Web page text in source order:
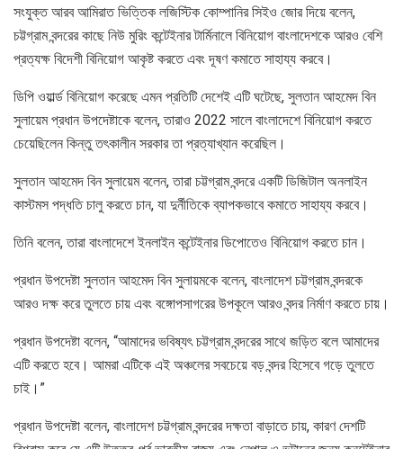
সংযুক্ত আরব আমিরাত ভিত্তিক লজিস্টিক কোম্পানির সিইও জোর দিয়ে বলেন,
চট্টগ্রাম বন্দরের কাছে নিউ মুরিং কন্টেইনার টার্মিনালে বিনিয়োগ বাংলাদেশকে আরও বেশি
প্রত্যক্ষ বিদেশী বিনিয়োগ আকৃষ্ট করতে এবং দূষণ কমাতে সাহায্য করবে।
ডিপি ওয়ার্ল্ড বিনিয়োগ করেছে এমন প্রতিটি দেশেই এটি ঘটেছে, সুলতান আহমেদ বিন
সুলায়েম প্রধান উপদেষ্টাকে বলেন, তারাও 2022 সালে বাংলাদেশে বিনিয়োগ করতে
চেয়েছিলেন কিন্তু তৎকালীন সরকার তা প্রত্যাখ্যান করেছিল।
সুলতান আহমেদ বিন সুলায়েম বলেন, তারা চট্টগ্রাম বন্দরে একটি ডিজিটাল অনলাইন
কাস্টমস পদ্ধতি চালু করতে চান, যা দুর্নীতিকে ব্যাপকভাবে কমাতে সাহায্য করবে।
তিনি বলেন, তারা বাংলাদেশে ইনলাইন কন্টেইনার ডিপোতেও বিনিয়োগ করতে চান।
প্রধান উপদেষ্টা সুলতান আহমেদ বিন সুলায়মকে বলেন, বাংলাদেশ চট্টগ্রাম বন্দরকে
আরও দক্ষ করে তুলতে চায় এবং বঙ্গোপসাগরের উপকূলে আরও বন্দর নির্মাণ করতে চায়।
প্রধান উপদেষ্টা বলেন, “আমাদের ভবিষ্যৎ চট্টগ্রাম বন্দরের সাথে জড়িত বলে আমাদের
এটি করতে হবে। আমরা এটিকে এই অঞ্চলের সবচেয়ে বড় বন্দর হিসেবে গড়ে তুলতে
চাই।”
প্রধান উপদেষ্টা বলেন, বাংলাদেশ চট্টগ্রাম বন্দরের দক্ষতা বাড়াতে চায়, কারণ দেশটি